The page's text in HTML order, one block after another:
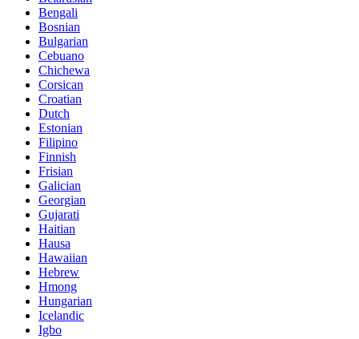
Bengali
Bosnian
Bulgarian
Cebuano
Chichewa
Corsican
Croatian
Dutch
Estonian
Filipino
Finnish
Frisian
Galician
Georgian
Gujarati
Haitian
Hausa
Hawaiian
Hebrew
Hmong
Hungarian
Icelandic
Igbo